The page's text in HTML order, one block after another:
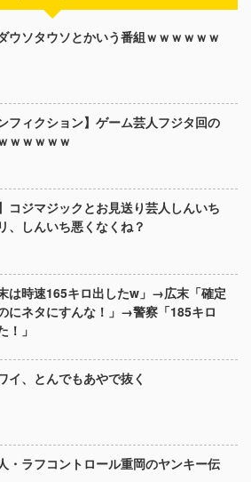
ウソタウソとかいう番組ｗｗｗｗｗｗ
フィクション】ゲーム芸人フジタ回の
ｗｗｗｗｗ
コジマジックとお見送り芸人しんいち
、しんいち悪くなくね？
は時速165キロ出したw」→広末「確定
にネタにすんな！」→警察「185キロ
！」
イ、とんでもあやで抜く
・ラフコントロール重岡のヤンキー伝